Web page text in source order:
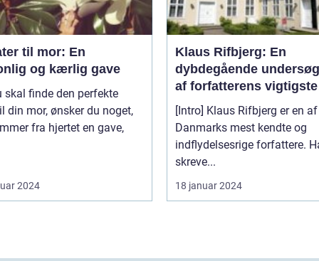
til mor: En
og kærlig gave
skal finde den perfekte
din mor, ønsker du noget,
fra hjertet en gave,
2024
Klaus Rifbjerg: En
dybdegående
af forfatterens vigtigste
bøger
[Intro] Klaus Rifbjerg er en af
Danmarks mest kendte og
indflydelsesrige forfattere.
skreve...
18 januar 2024